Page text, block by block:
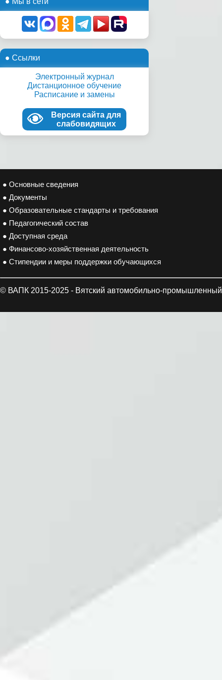
● Ссылки
Электронный журнал
Дистанционное обучение
Расписание и замены
Версия сайта для
слабовидящих
● Основные сведения
● Документы
● Образовательные стандарты и требования
● Педагогический состав
● Доступная среда
● Финансово-хозяйственная деятельность
● Стипендии и меры поддержки обучающихся
© ВАПК 2015-2025 - Вятский автомобильно-